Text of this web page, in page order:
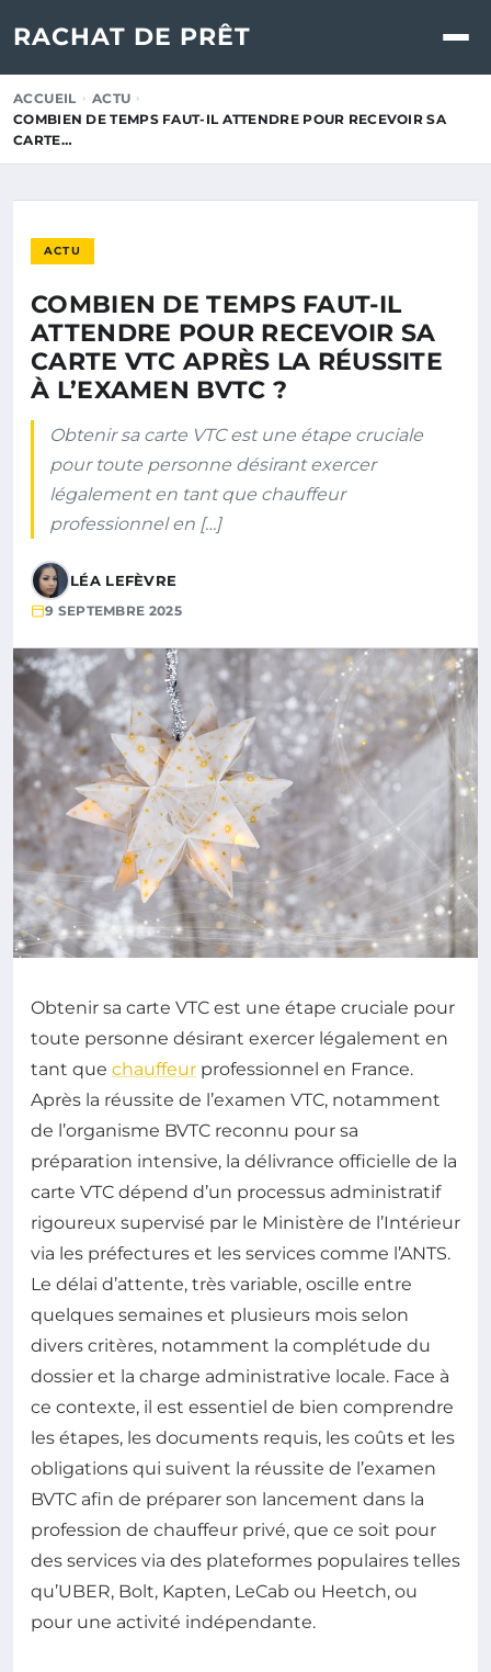
RACHAT DE PRÊT
ACCUEIL
ACTU
COMBIEN DE TEMPS FAUT-IL ATTENDRE POUR RECEVOIR SA
CARTE…
ACTU
COMBIEN DE TEMPS FAUT-IL
ATTENDRE POUR RECEVOIR SA
CARTE VTC APRÈS LA RÉUSSITE
À L’EXAMEN BVTC ?
Obtenir sa carte VTC est une étape cruciale
pour toute personne désirant exercer
légalement en tant que chauffeur
professionnel en […]
LÉA LEFÈVRE
9 SEPTEMBRE 2025
Obtenir sa carte VTC est une étape cruciale pour
toute personne désirant exercer légalement en
tant que chauffeur professionnel en France.
Après la réussite de l’examen VTC, notamment
de l’organisme BVTC reconnu pour sa
préparation intensive, la délivrance officielle de la
carte VTC dépend d’un processus administratif
rigoureux supervisé par le Ministère de l’Intérieur
via les préfectures et les services comme l’ANTS.
Le délai d’attente, très variable, oscille entre
quelques semaines et plusieurs mois selon
divers critères, notamment la complétude du
dossier et la charge administrative locale. Face à
ce contexte, il est essentiel de bien comprendre
les étapes, les documents requis, les coûts et les
obligations qui suivent la réussite de l’examen
BVTC afin de préparer son lancement dans la
profession de chauffeur privé, que ce soit pour
des services via des plateformes populaires telles
qu’UBER, Bolt, Kapten, LeCab ou Heetch, ou
pour une activité indépendante.